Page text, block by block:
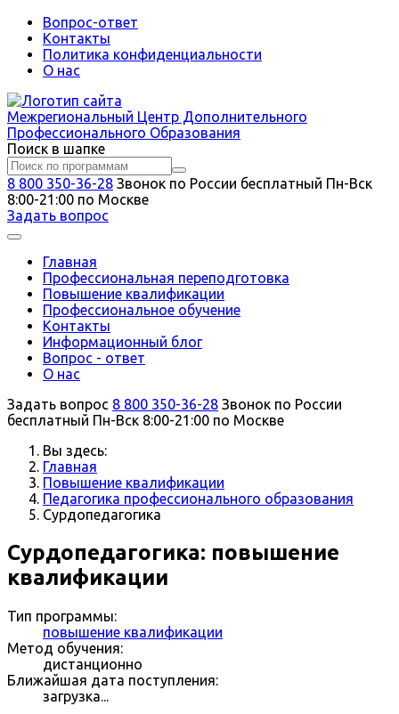
Вопрос-ответ
Контакты
Политика конфиденциальности
О нас
Межрегиональный Центр Дополнительного
Профессионального Образования
Поиск в шапке
8 800 350-36-28 Звонок по России бесплатный Пн-Вск
8:00-21:00 по Москве
Задать вопрос
Главная
Профессиональная переподготовка
Повышение квалификации
Профессиональное обучение
Контакты
Информационный блог
Вопрос - ответ
О нас
Задать вопрос 8 800 350-36-28 Звонок по России
бесплатный Пн-Вск 8:00-21:00 по Москве
Вы здесь:
Главная
Повышение квалификации
Педагогика профессионального образования
Сурдопедагогика
Сурдопедагогика: повышение
квалификации
Тип программы:
повышение квалификации
Метод обучения:
дистанционно
Ближайшая дата поступления:
загрузка...